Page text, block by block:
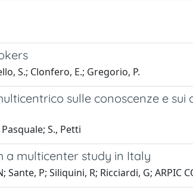
S.; Clonfero, E.; Gregorio, P.
sulle conoscenze e
S., Petti
a multicenter study in Italy
P; Siliquini, R; Ricciardi, G; ARPIC